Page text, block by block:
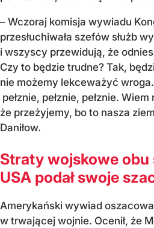
– Wczoraj komisja wywiadu
przesłuchiwała szefów służb
i wszyscy przewidują, że
Czy to będzie trudne? Tak,
nie możemy lekceważyć
pełznie, pełznie, pełznie.
że przeżyjemy, bo to nasza
Daniłow.
Straty wojskowe obu
USA podał swoje
Amerykański wywiad
w trwającej wojnie. Ocenił, że